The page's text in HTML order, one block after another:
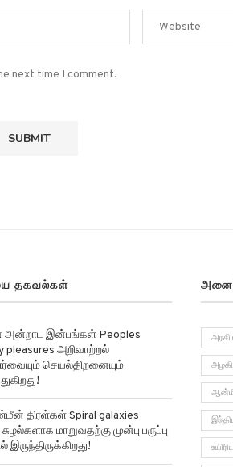
தகவல்கள்
அன்றாட இன்பங்கள் Peoples
pleasures அறிவாற்றல்
செயல்திறனையும்
திரள்கள் Spiral galaxies
மாறுவதற்கு முன்பு பருப்பு
இருந்திருக்கிறது!